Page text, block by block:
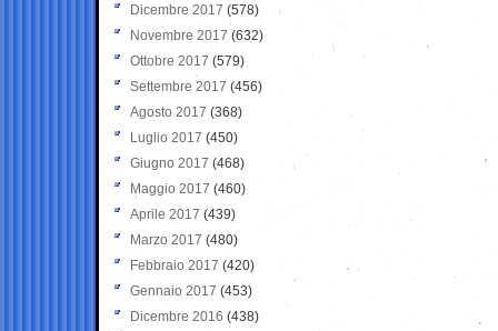
Dicembre 2017 (578)
Novembre 2017 (632)
Ottobre 2017 (579)
Settembre 2017 (456)
Agosto 2017 (368)
Luglio 2017 (450)
Giugno 2017 (468)
Maggio 2017 (460)
Aprile 2017 (439)
Marzo 2017 (480)
Febbraio 2017 (420)
Gennaio 2017 (453)
Dicembre 2016 (438)